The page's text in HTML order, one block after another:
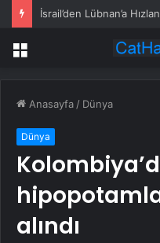
İsrail’den Lübnan’a
Menü
Anasayfa / Dünya
Dünya
alındı